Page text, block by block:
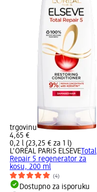
trgovinu
4,65 €
0,2 l (23,25 € za 1 l)
L'ORÉAL PARiS ELSEVETotal
Repair 5 regenerator za
kosu, 200 ml
(4)
Dostupno za isporuku